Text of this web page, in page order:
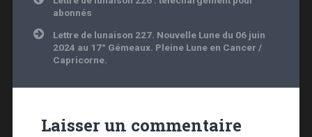
de
l’article
abonnés
Lettre de lunaison 227. Nouvelle Lune du 06 juin
2024 au 17° Gémeaux. Pleine Lune en Cancer /
Capricorne.
Laisser un commentaire